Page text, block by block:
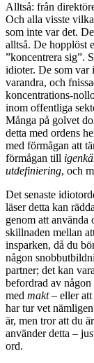
Alltså: från
Och alla visste
som inte var det.
alltså. De hopplöst
”koncentrera sig”.
idioter. De som var
varandra, och
koncentrations-
inom offentliga
Många på golvet
detta med ordens
med förmågan att
förmågan till
utdefiniering, och
Det senaste
läser detta kan
genom att använda
skillnaden mellan
insparken, då du
någon
partner; det kan
befordrad av
med makt– eller att
har tur vet
är, men tror att du
använder detta –
ord.